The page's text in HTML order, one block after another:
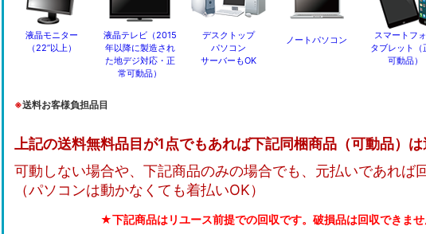
液晶モニター
（22”以上）
液晶テレビ（2015
年以降に製造され
た地デジ対応・正
常可動品）
デスクトップ
パソコン
サーバーもOK
ノートパソコン
スマートフ
タブレット（
可動品）
※送料お客様負担品目
上記の送料無料品目が1点でもあれば下記同梱商品（可動品）は
可動しない場合や、下記商品のみの場合でも、元払いであれば
（パソコンは動かなくても着払いOK）
★下記商品はリユース前提での回収です。破損品は回収できま